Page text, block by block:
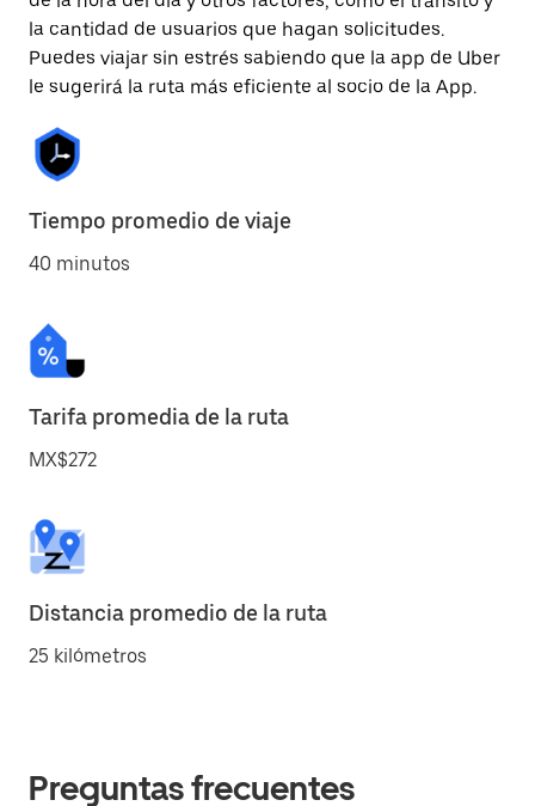
la cantidad de usuarios que hagan solicitudes.
Puedes viajar sin estrés sabiendo que la app de Uber
le sugerirá la ruta más eficiente al socio de la App.
Tiempo promedio de viaje
40 minutos
Tarifa promedia de la ruta
MX$272
Distancia promedio de la ruta
25 kilómetros
Preguntas frecuentes